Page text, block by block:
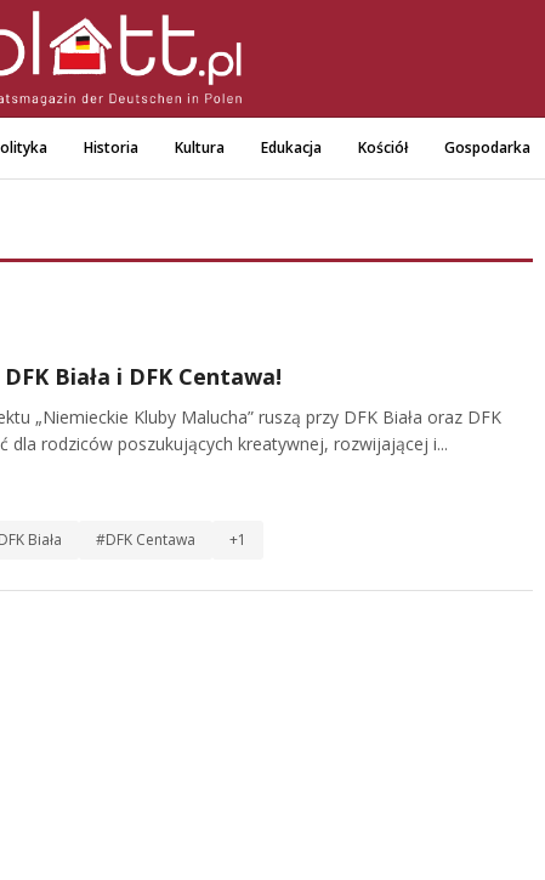
Historia Kultura Edukacja Kościół Gospodarka
Biała i DFK Centawa!
„Niemieckie Kluby Malucha” ruszą przy DFK Biała oraz DFK
dla rodziców poszukujących kreatywnej, rozwijającej i...
Biała #DFK Centawa +1